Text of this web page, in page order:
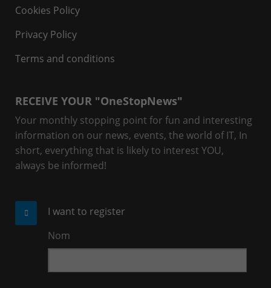
Cookies Policy
Privacy Policy
Terms and conditions
RECEIVE YOUR "OneStopNews"
Your monthly stopping point for fun and interesting
information on our news, events, the world of IT, In
short, everything that is likely to interest YOU,
always be informed!
I want to register
Nom